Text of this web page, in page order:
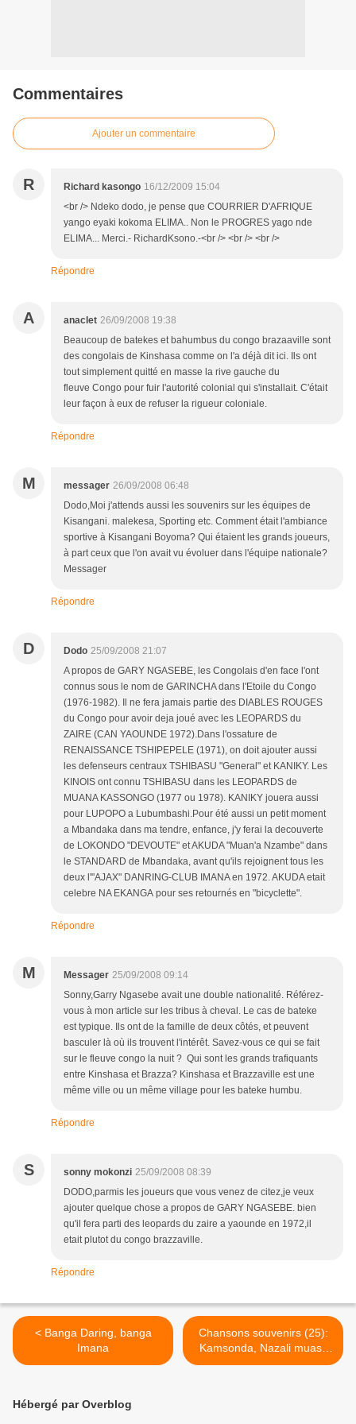
Commentaires
Ajouter un commentaire
R Richard kasongo 16/12/2009 15:04
<br /> Ndeko dodo, je pense que COURRIER D'AFRIQUE
yango eyaki kokoma ELIMA.. Non le PROGRES yago nde
ELIMA... Merci.- RichardKsono.-<br /> <br /> <br />
Répondre
A anaclet 26/09/2008 19:38
Beaucoup de batekes et bahumbus du congo brazaaville sont
des congolais de Kinshasa comme on l'a déjà dit ici. Ils ont
tout simplement quitté en masse la rive gauche du
fleuve Congo pour fuir l'autorité colonial qui s'installait. C'était
leur façon à eux de refuser la rigueur coloniale.
Répondre
M messager 26/09/2008 06:48
Dodo,Moi j'attends aussi les souvenirs sur les équipes de
Kisangani. malekesa, Sporting etc. Comment était l'ambiance
sportive à Kisangani Boyoma? Qui étaient les grands joueurs,
à part ceux que l'on avait vu évoluer dans l'équipe nationale?
Messager
Répondre
D Dodo 25/09/2008 21:07
A propos de GARY NGASEBE, les Congolais d'en face l'ont
connus sous le nom de GARINCHA dans l'Etoile du Congo
(1976-1982). Il ne fera jamais partie des DIABLES ROUGES
du Congo pour avoir deja joué avec les LEOPARDS du
ZAIRE (CAN YAOUNDE 1972).Dans l'ossature de
RENAISSANCE TSHIPEPELE (1971), on doit ajouter aussi
les defenseurs centraux TSHIBASU "General" et KANIKY. Les
KINOIS ont connu TSHIBASU dans les LEOPARDS de
MUANA KASSONGO (1977 ou 1978). KANIKY jouera aussi
pour LUPOPO a Lubumbashi.Pour été aussi un petit moment
a Mbandaka dans ma tendre, enfance, j'y ferai la decouverte
de LOKONDO "DEVOUTE" et AKUDA "Muan'a Nzambe" dans
le STANDARD de Mbandaka, avant qu'ils rejoignent tous les
deux l'"AJAX" DANRING-CLUB IMANA en 1972. AKUDA etait
celebre NA EKANGA pour ses retournés en "bicyclette".
Répondre
M Messager 25/09/2008 09:14
Sonny,Garry Ngasebe avait une double nationalité. Référez-
vous à mon article sur les tribus à cheval. Le cas de bateke
est typique. Ils ont de la famille de deux côtés, et peuvent
basculer là où ils trouvent l'intérêt. Savez-vous ce qui se fait
sur le fleuve congo la nuit ? Qui sont les grands trafiquants
entre Kinshasa et Brazza? Kinshasa et Brazzaville est une
même ville ou un même village pour les bateke humbu.
Répondre
S sonny mokonzi 25/09/2008 08:39
DODO,parmis les joueurs que vous venez de citez,je veux
ajouter quelque chose a propos de GARY NGASEBE. bien
qu'il fera parti des leopards du zaire a yaounde en 1972,il
etait plutot du congo brazzaville.
Répondre
< Banga Daring, banga
Imana
Chansons souvenirs (25):
Kamsonda, Nazali muasi,
La beauté.. >
Hébergé par Overblog